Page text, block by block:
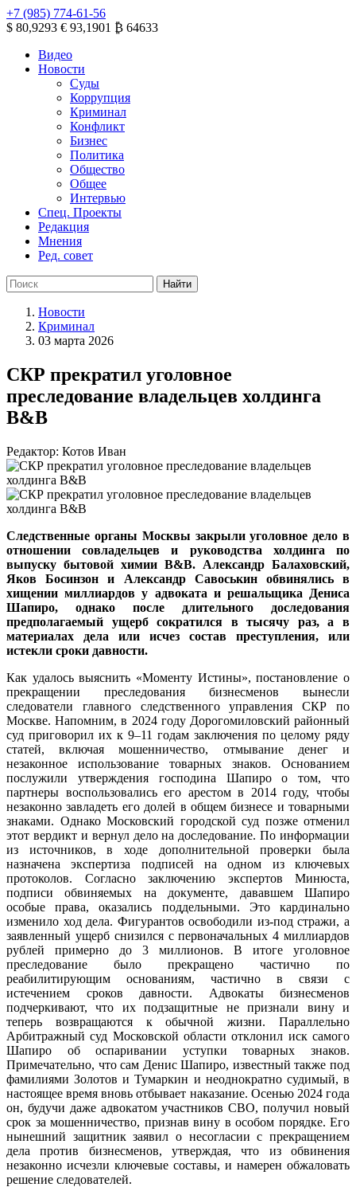
+7 (985) 774-61-56
$ 80,9293 € 93,1901 ₿ 64633
Видео
Новости
Суды
Коррупция
Криминал
Конфликт
Бизнес
Политика
Общество
Общее
Интервью
Спец. Проекты
Редакция
Мнения
Ред. совет
Новости
Криминал
03 марта 2026
СКР прекратил уголовное
преследование владельцев холдинга
В&В
Редактор: Котов Иван
Следственные органы Москвы закрыли уголовное дело в
отношении совладельцев и руководства холдинга по
выпуску бытовой химии В&В. Александр Балаховский,
Яков Босинзон и Александр Савоськин обвинялись в
хищении миллиардов у адвоката и решальщика Дениса
Шапиро, однако после длительного доследования
предполагаемый ущерб сократился в тысячу раз, а в
материалах дела или исчез состав преступления, или
истекли сроки давности.
Как удалось выяснить «Моменту Истины», постановление о
прекращении преследования бизнесменов вынесли
следователи главного следственного управления СКР по
Москве. Напомним, в 2024 году Дорогомиловский районный
суд приговорил их к 9–11 годам заключения по целому ряду
статей, включая мошенничество, отмывание денег и
незаконное использование товарных знаков. Основанием
послужили утверждения господина Шапиро о том, что
партнеры воспользовались его арестом в 2014 году, чтобы
незаконно завладеть его долей в общем бизнесе и товарными
знаками. Однако Московский городской суд позже отменил
этот вердикт и вернул дело на доследование. По информации
из источников, в ходе дополнительной проверки была
назначена экспертиза подписей на одном из ключевых
протоколов. Согласно заключению экспертов Минюста,
подписи обвиняемых на документе, дававшем Шапиро
особые права, оказались поддельными. Это кардинально
изменило ход дела. Фигурантов освободили из-под стражи, а
заявленный ущерб снизился с первоначальных 4 миллиардов
рублей примерно до 3 миллионов. В итоге уголовное
преследование было прекращено частично по
реабилитирующим основаниям, частично в связи с
истечением сроков давности. Адвокаты бизнесменов
подчеркивают, что их подзащитные не признали вину и
теперь возвращаются к обычной жизни. Параллельно
Арбитражный суд Московской области отклонил иск самого
Шапиро об оспаривании уступки товарных знаков.
Примечательно, что сам Денис Шапиро, известный также под
фамилиями Золотов и Тумаркин и неоднократно судимый, в
настоящее время вновь отбывает наказание. Осенью 2024 года
он, будучи даже адвокатом участников СВО, получил новый
срок за мошенничество, признав вину в особом порядке. Его
нынешний защитник заявил о несогласии с прекращением
дела против бизнесменов, утверждая, что из обвинения
незаконно исчезли ключевые составы, и намерен обжаловать
решение следователей.